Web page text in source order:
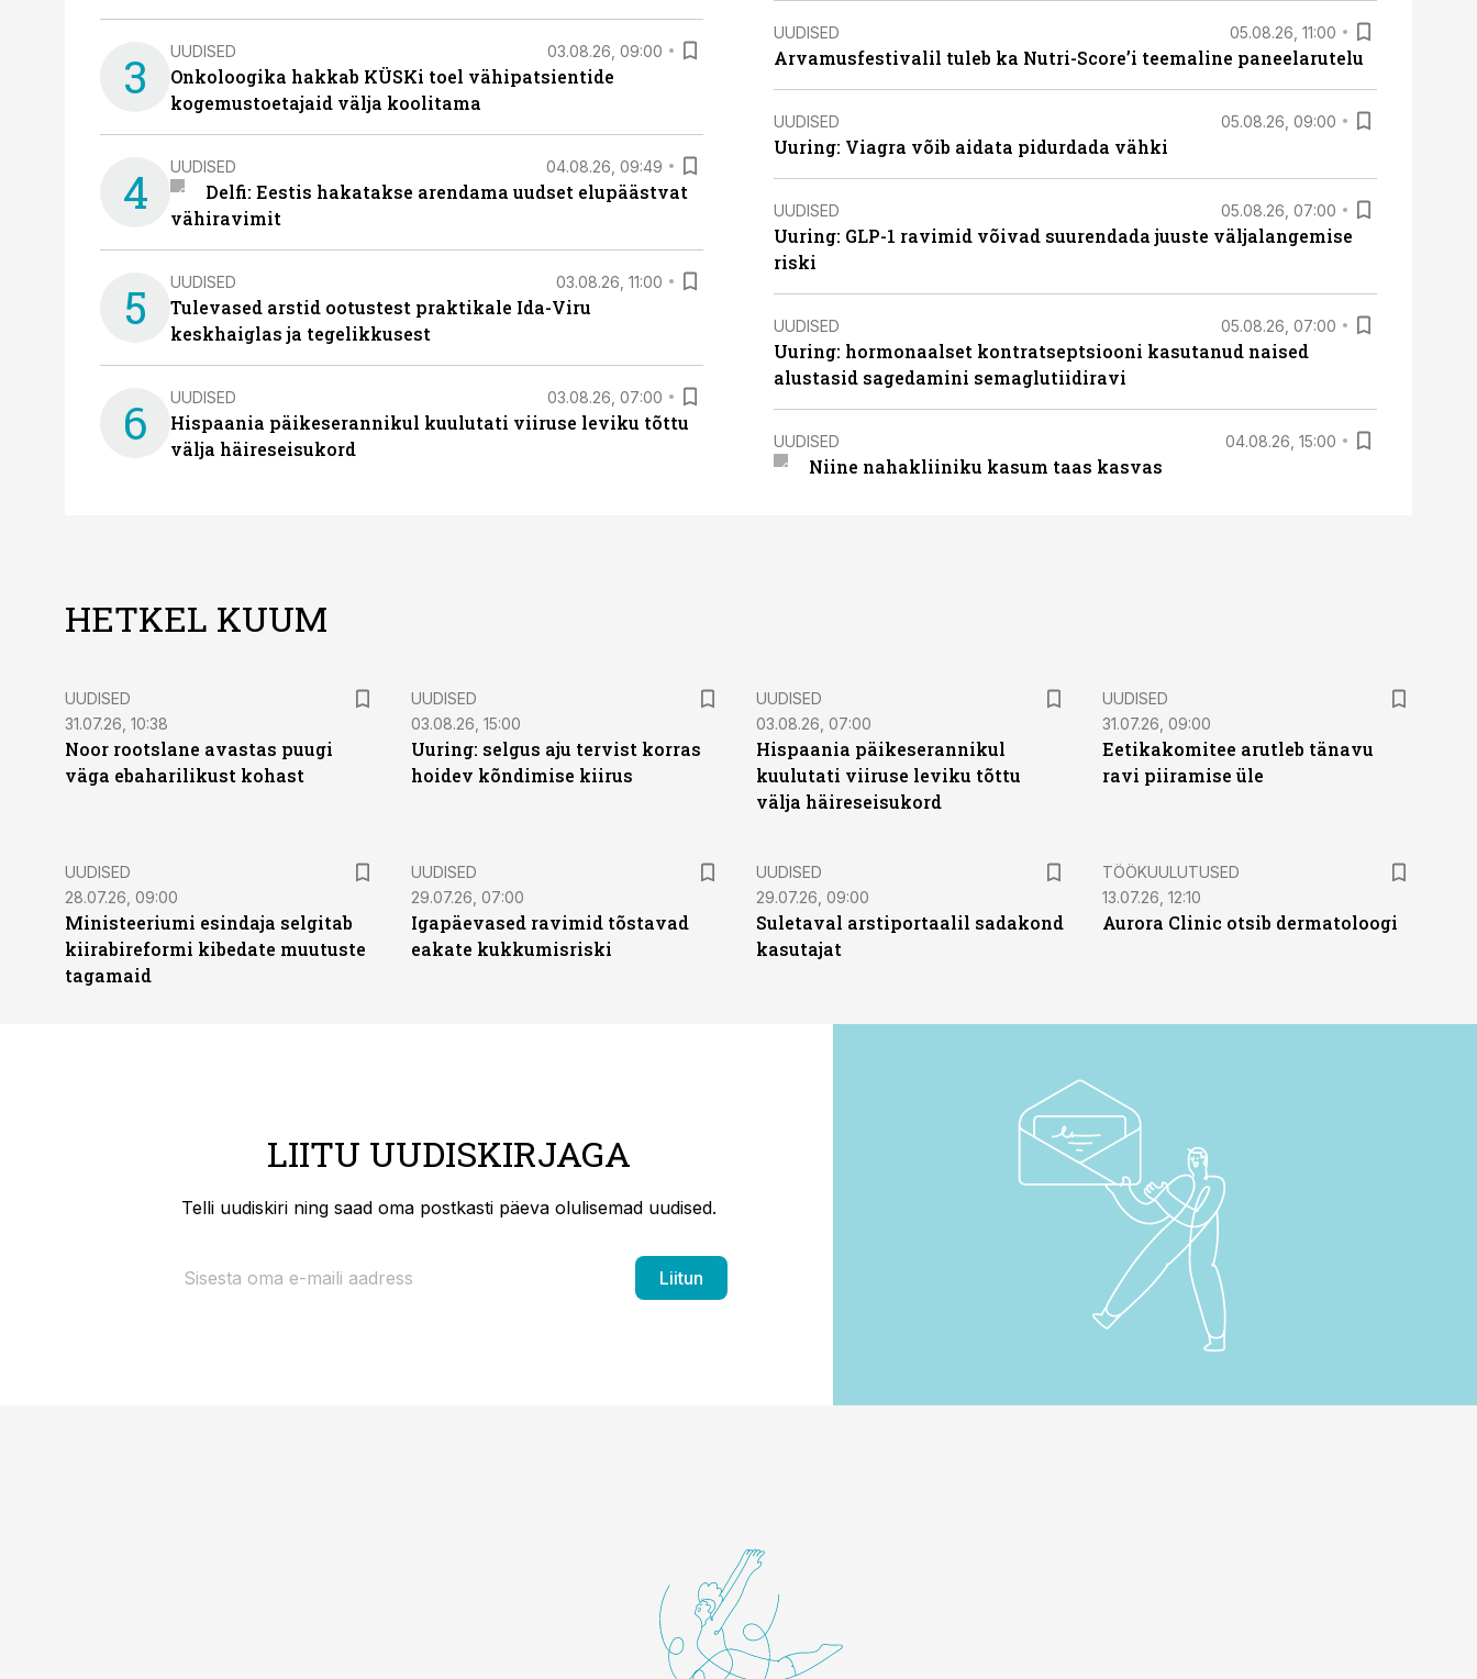
3 UUDISED 03.08.26, 09:00
Onkoloogika hakkab KÜSKi toel vähipatsientide
kogemustoetajaid välja koolitama
4 UUDISED 04.08.26, 09:49
Delfi: Eestis hakatakse arendama uudset elupäästvat
vähiravimit
5 UUDISED 03.08.26, 11:00
Tulevased arstid ootustest praktikale Ida-Viru
keskhaiglas ja tegelikkusest
6 UUDISED 03.08.26, 07:00
Hispaania päikeserannikul kuulutati viiruse leviku tõttu
välja häireseisukord
UUDISED 05.08.26, 11:00
Arvamusfestivalil tuleb ka Nutri-Score’i teemaline paneelarutelu
UUDISED 05.08.26, 09:00
Uuring: Viagra võib aidata pidurdada vähki
UUDISED 05.08.26, 07:00
Uuring: GLP-1 ravimid võivad suurendada juuste väljalangemise
riski
UUDISED 05.08.26, 07:00
Uuring: hormonaalset kontratseptsiooni kasutanud naised
alustasid sagedamini semaglutiidiravi
UUDISED 04.08.26, 15:00
Niine nahakliiniku kasum taas kasvas
HETKEL KUUM
UUDISED
31.07.26, 10:38
Noor rootslane avastas puugi
väga ebaharilikust kohast
UUDISED
03.08.26, 15:00
Uuring: selgus aju tervist korras
hoidev kõndimise kiirus
UUDISED
03.08.26, 07:00
Hispaania päikeserannikul
kuulutati viiruse leviku tõttu
välja häireseisukord
UUDISED
31.07.26, 09:00
Eetikakomitee arutleb tänavu
ravi piiramise üle
UUDISED
28.07.26, 09:00
Ministeeriumi esindaja selgitab
kiirabireformi kibedate muutuste
tagamaid
UUDISED
29.07.26, 07:00
Igapäevased ravimid tõstavad
eakate kukkumisriski
UUDISED
29.07.26, 09:00
Suletaval arstiportaalil sadakond
kasutajat
ST
TÖÖKUULUTUSED
13.07.26, 12:10
Aurora Clinic otsib dermatoloogi
LIITU UUDISKIRJAGA
Telli uudiskiri ning saad oma postkasti päeva olulisemad uudised.
Liitun